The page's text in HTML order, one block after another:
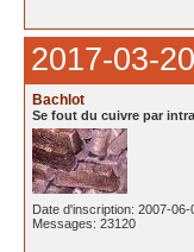
2017-03-
Bachlot
Se fout du cuivre par
Date d'inscription: 2007-06-
Messages: 23120